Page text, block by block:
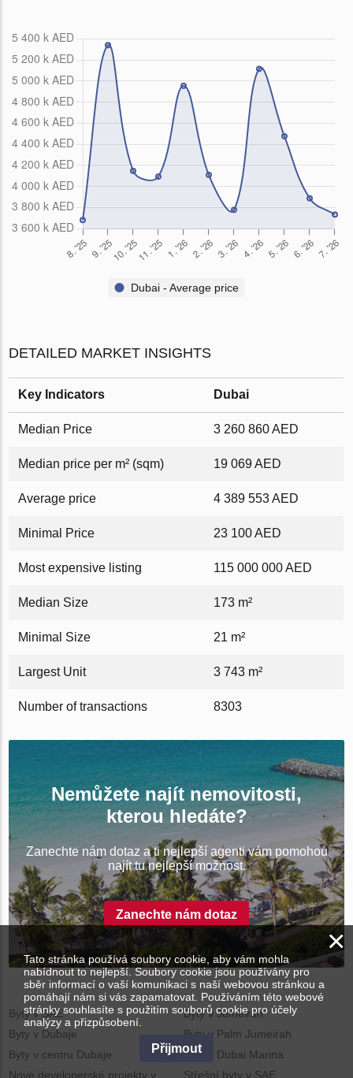
Dubai - Average price
DETAILED MARKET INSIGHTS
Key Indicators Dubai
Median Price 3 260 860 AED
Median price per m² (sqm) 19 069 AED
Average price 4 389 553 AED
Minimal Price 23 100 AED
Most expensive listing 115 000 000 AED
Median Size 173 m²
Minimal Size 21 m²
Largest Unit 3 743 m²
Number of transactions 8303
Nemůžete najít nemovitosti,
kterou hledáte?
Zanechte nám dotaz a ti nejlepší agenti vám pomohou
najít tu nejlepší možnost.
Zanechte nám dotaz
Byty v SAE
Byty v Dubaje
Byty v centru Dubaje
Byty v Jumeirah
Byty v Palm Jumeirah
Byty v Dubai Marina
Nové developerské projekty v
Střešní byty v SAE
×
Tato stránka používá soubory cookie, aby vám mohla
nabídnout to nejlepší. Soubory cookie jsou používány pro
sběr informací o vaší komunikaci s naší webovou stránkou a
pomáhají nám si vás zapamatovat. Používáním této webové
stránky souhlasíte s použitím souborů cookie pro účely
analýzy a přizpůsobení.
Přijmout